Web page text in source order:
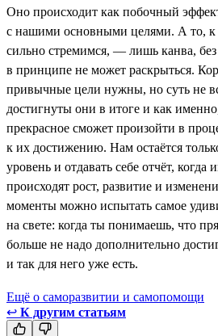
Оно происходит как побочный
с нашими основными целями. А то, к
сильно стремимся, — лишь канва, без
в принципе не может раскрыться.
привычные цели нужны, но суть не
достигнуты они в итоге и как
прекрасное сможет произойти в
к их достижению. Нам остаётся
уровень и отдавать себе отчёт, когда
происходят рост, развитие и
моменты можно испытать самое
на свете: когда ты понимаешь, что
больше не надо дополнительно
и так для него уже есть.
Ещё о саморазвитии и самопомощи
↩ К другим статьям